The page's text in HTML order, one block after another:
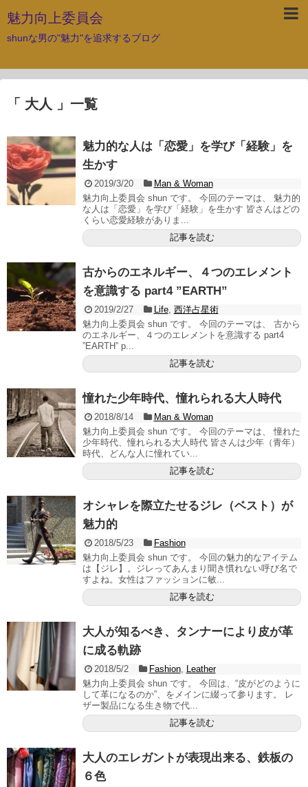
魅力向上委員会
shunな男の"魅力"を追求するブログ
「 大人 」一覧
魅力的な人は「恋愛」を学び「経験」を
生かす
2019/3/20
Man & Woman
魅力向上委員会 shun です。 今回のテーマは、 魅力的
な人は「恋愛」を学び「経験」を生かす 皆さんはどの
くらい恋愛経験がありま...
記事を読む
古からのエネルギー、４つのエレメント
を意識する part4 ”EARTH”
2019/2/27 Life, 西洋占星術
魅力向上委員会 shun です。 今回のテーマは、 古から
のエネルギー、４つのエレメントを意識する part4
”EARTH” p...
記事を読む
憧れた少年時代、憧れられる大人時代
2018/8/14
Man & Woman
魅力向上委員会 shun です。 今回のテーマは、 憧れた
少年時代、憧れられる大人時代 皆さんは少年（青年）
時代、どんな人に憧れてい...
記事を読む
オシャレを際立たせるジレ（ベスト）が
魅力的
2018/5/23
Fashion
魅力向上委員会 shun です。 今回の魅力的なアイテム
は【ジレ】。ジレってあんまり聞き慣れない呼び名で
すよね。女性はファッションに敏...
記事を読む
大人が知るべき、タンナーにより皮が革
に成る軌跡
2018/5/2 Fashion,
Leather
魅力向上委員会 shun です。 今回は、“皮がどのように
して革になるのか”、をメインに綴って参ります。 レ
ザー製品になる生き物で代...
記事を読む
大人のエレガントが表現出来る、鉄板の
６色